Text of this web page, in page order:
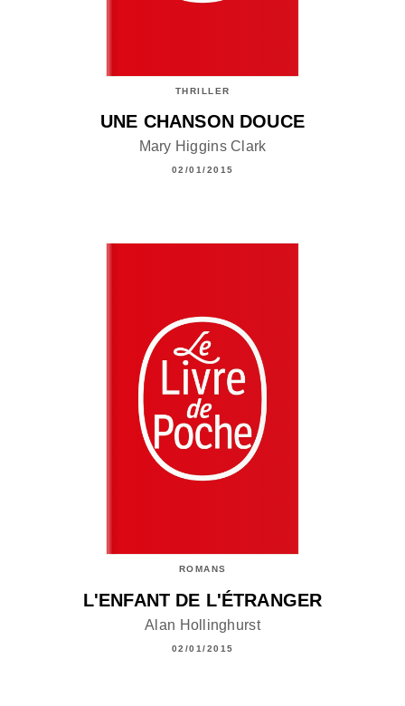
THRILLER
UNE CHANSON DOUCE
Mary Higgins Clark
02/01/2015
ROMANS
L'ENFANT DE L'ÉTRANGER
Alan Hollinghurst
02/01/2015